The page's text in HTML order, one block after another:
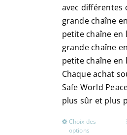
avec différentes
grande chaîne
petite chaîne en
grande chaîne
petite chaîne en
Chaque achat
Safe World
plus sûr et plus
Choix des
options